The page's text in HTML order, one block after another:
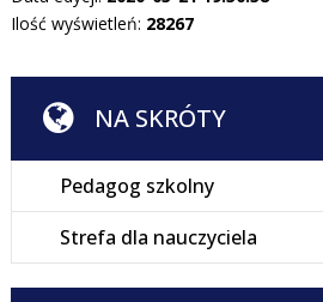
Ilość wyświetleń: 28267
NA SKRÓTY
Pedagog szkolny
Strefa dla nauczyciela